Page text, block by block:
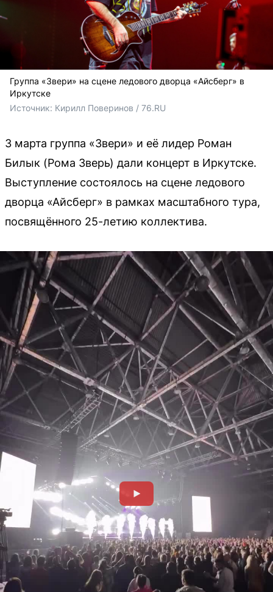
Группа «Звери» на сцене ледового дворца «Айсберг» в
Иркутске
Источник: Кирилл Поверинов / 76.RU
3 марта группа «Звери» и её лидер Роман
Билык (Рома Зверь) дали концерт в Иркутске.
Выступление состоялось на сцене ледового
дворца «Айсберг» в рамках масштабного тура,
посвящённого 25-летию коллектива.